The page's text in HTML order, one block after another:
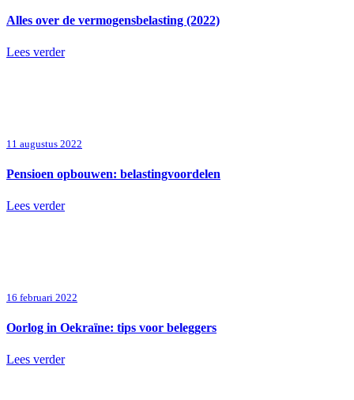
Alles over de vermogensbelasting (2022)
Lees verder
11 augustus 2022
Pensioen opbouwen: belastingvoordelen
Lees verder
16 februari 2022
Oorlog in Oekraïne: tips voor beleggers
Lees verder